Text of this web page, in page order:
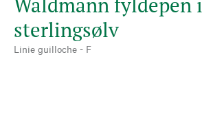
sterlingsølv
Linie guilloche - F